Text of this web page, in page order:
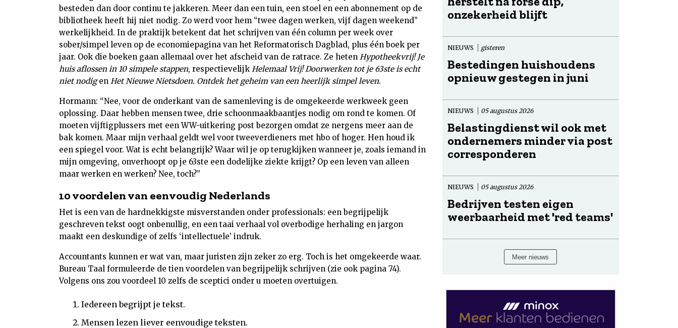
besteden dan door continu te jakkeren. Meer dan een tuin, een stoel en een abonnement op de
bibliotheek heeft hij niet nodig. Zo werd voor hem “twee dagen werken, vijf dagen weekend”
werkelijkheid. In de praktijk betekent dat het schrijven van één column per week over
sober/simpel leven op de economiepagina van het Reformatorisch Dagblad, plus één boek per
jaar. Ook die boeken gaan allemaal over het afscheid van de ratrace. Ze heten Hypotheekvrij! Je
huis aflossen in 10 simpele stappen, respectievelijk Helemaal Vrij! Doorwerken tot je 63ste is echt
niet nodigen Het Nieuwe Nietsdoen. Ontdek het geheim van een heerlijk simpel leven.
Hormann: “Nee, voor de onderkant van de samenleving is de omgekeerde werkweek geen
oplossing. Daar hebben mensen twee, drie schoonmaakbaantjes nodig om rond te komen. Of
moeten vijftigplussers met een WW-uitkering post bezorgen omdat ze nergens meer aan de
bak komen. Maar mijn verhaal geldt wel voor tweeverdieners met hbo of hoger. Hen houd ik
een spiegel voor. Wat is echt belangrijk? Waar wil je op terugkijken wanneer je, zoals iemand in
mijn omgeving, onverhoopt op je 63ste een dodelijke ziekte krijgt? Op een leven van alleen
maar werken en werken? Nee, toch?”
10 voordelen van eenvoudig Nederlands
Het is een van de hardnekkigste misverstanden onder professionals: een begrijpelijk
geschreven tekst oogt onbenullig, en een taai verhaal vol overbodige herhaling en jargon
maakt een deskundige of zelfs ‘intellectuele’ indruk.
Accountants kunnen er wat van, maar juristen zijn zeker zo erg. Toch is het omgekeerde waar.
Bureau Taal formuleerde de tien voordelen van begrijpelijk schrijven (zie ook pagina 74).
Volgens ons zou voordeel 10 zelfs de sceptici onder u moeten overtuigen.
Iedereen begrijpt je tekst.
Mensen lezen liever eenvoudige teksten.
onzekerheid blijft
NIEUWS gisteren
Bestedingen huishoudens
opnieuw gestegen in juni
NIEUWS 05 augustus 2026
Belastingdienst wil ook met
ondernemers minder via post
corresponderen
NIEUWS 05 augustus 2026
Bedrijven testen eigen
weerbaarheid met 'red teams'
Meer nieuws